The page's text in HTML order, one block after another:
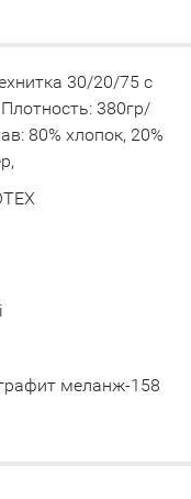
30/20/75 с
380гр/
80% хлопок, 20%
меланж-158